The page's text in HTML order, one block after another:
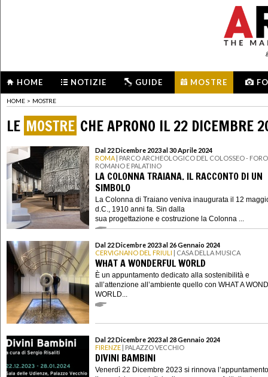
HOME NOTIZIE GUIDE MOSTRE
HOME > MOSTRE
LE MOSTRE CHE APRONO IL 22 DICEMBRE
Dal 22 Dicembre 2023 al 30 Aprile 2024
ROMA | PARCO ARCHEOLOGICO DEL COLOSSEO - FORO
ROMANO E PALATINO
LA COLONNA TRAIANA. IL RACCONTO DI UN
SIMBOLO
La Colonna di Traiano veniva inaugurata il 12
d.C., 1910 anni fa. Sin dalla
sua progettazione e costruzione la Colonna ...
Dal 22 Dicembre 2023 al 26 Gennaio 2024
CERVIGNANO DEL FRIULI | CASA DELLA MUSICA
WHAT A WONDERFUL WORLD
È un appuntamento dedicato alla sostenibilità e
all’attenzione all’ambiente quello con WHAT A
WORLD...
Dal 22 Dicembre 2023 al 28 Gennaio 2024
FIRENZE | PALAZZO VECCHIO
DIVINI BAMBINI
Venerdì 22 Dicembre 2023 si rinnova